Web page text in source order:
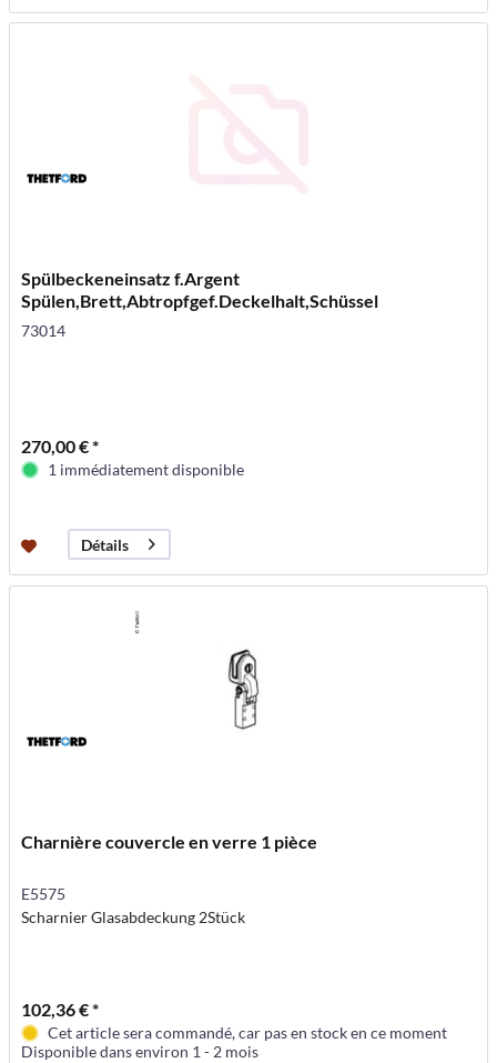
Spülbeckeneinsatz f.Argent
Spülen,Brett,Abtropfgef.Deckelhalt,Schüssel
73014
270,00 € *
1 immédiatement disponible
Détails
Charnière couvercle en verre 1 pièce
E5575
Scharnier Glasabdeckung 2Stück
102,36 € *
Cet article sera commandé, car pas en stock en ce moment
Disponible dans environ 1 - 2 mois